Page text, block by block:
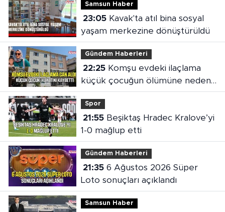
Samsun Haber
23:05Kavak'ta atıl bina sosyal
yaşam merkezine dönüştürüldü
Gündem Haberleri
22:25Komşu evdeki ilaçlama
küçük çocuğun ölümüne neden
oldu
Spor
21:55Beşiktaş Hradec Kralove’yi
1-0 mağlup etti
Gündem Haberleri
21:356 Ağustos 2026 Süper
Loto sonuçları açıklandı
Samsun Haber